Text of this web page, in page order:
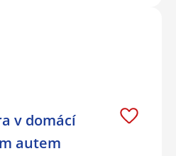
v domácí
autem